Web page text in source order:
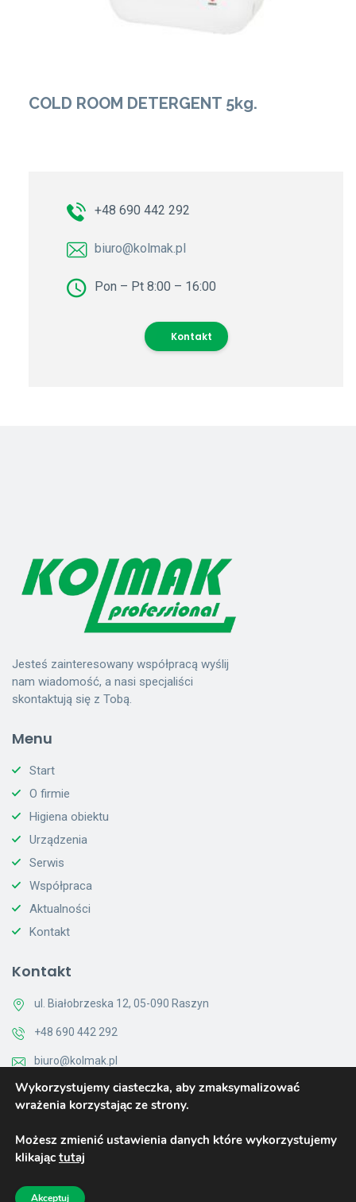
COLD ROOM DETERGENT 5kg.
+48 690 442 292
biuro@kolmak.pl
Pon – Pt 8:00 – 16:00
Kontakt
Jesteś zainteresowany współpracą wyślij
nam wiadomość, a nasi specjaliści
skontaktują się z Tobą.
Menu
Start
O firmie
Higiena obiektu
Urządzenia
Serwis
Współpraca
Aktualności
Kontakt
Kontakt
ul. Białobrzeska 12, 05-090 Raszyn
+48 690 442 292
biuro@kolmak.pl
Pon - Pt 8:00 - 16:00
Wykorzystujemy ciasteczka, aby zmaksymalizować
wrażenia korzystając ze strony.
Możesz zmienić ustawienia danych które wykorzystujemy
klikając tutaj
Akceptuj